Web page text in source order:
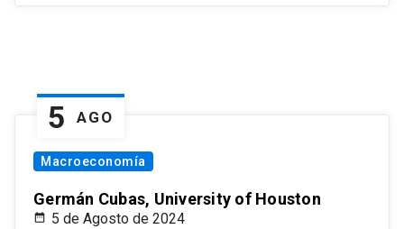
5 AGO
Macroeconomía
Germán Cubas, University of Houston
5 de Agosto de 2024